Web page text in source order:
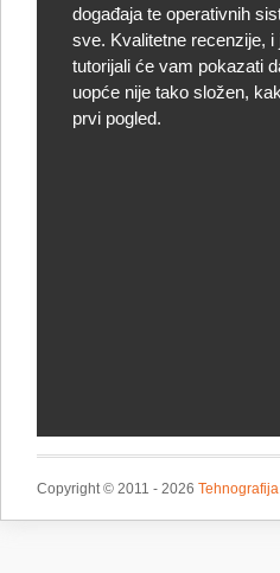
događaja te operativnih
sve. Kvalitetne recenzije, i
tutorijali će vam pokazati
uopće nije tako složen,
prvi pogled.
Copyright © 2011 - 2026 Tehnografija